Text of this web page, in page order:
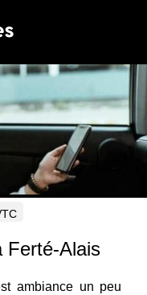
de voiture
Ferté-Alais
ambiance un peu